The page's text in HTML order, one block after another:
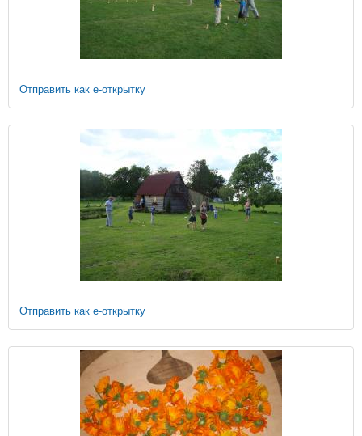
Отправить как е-открытку
Отправить как е-открытку